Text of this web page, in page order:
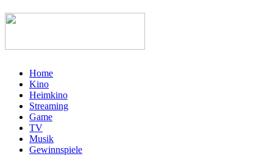
Home
Kino
Heimkino
Streaming
Game
TV
Musik
Gewinnspiele